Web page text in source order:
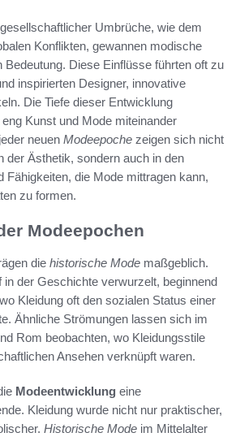
Umbrüche, wie dem
Konflikten, gewannen modische
Diese Einflüsse führten oft zu
inspirierten Designer, innovative
Die Tiefe dieser Entwicklung
Kunst und Mode miteinander
neuen Modeepoche zeigen sich nicht
der Ästhetik, sondern auch in den
Fähig­keiten, die Mode mittragen kann,
zu formen.
Modeepochen
die historische Mode maßgeblich.
in der Geschichte verwurzelt, beginnend
Kleidung oft den sozialen Status einer
Ähnliche Strömungen lassen sich im
Rom beobachten, wo Kleidungsstile
Ansehen verknüpft waren.
Modeentwicklung eine
Kleidung wurde nicht nur praktischer,
Historische Mode im Mittelalter